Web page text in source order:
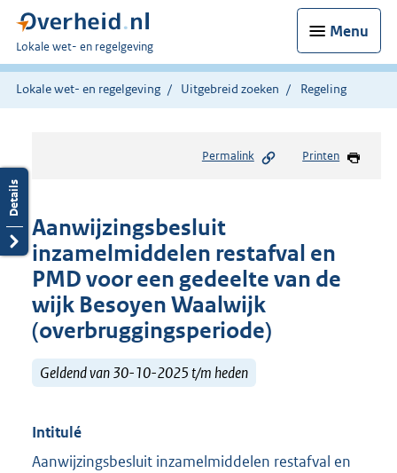
Menu
U
bent
hier:
Lokale wet- en regelgeving
Lokale wet- en regelgeving Uitgebreid zoeken Regeling
Permalink Printen
Aanwijzingsbesluit
inzamelmiddelen restafval en
PMD voor een gedeelte van de
wijk Besoyen Waalwijk
(overbruggingsperiode)
Geldend van 30-10-2025 t/m heden
Intitulé
Aanwijzingsbesluit inzamelmiddelen restafval en